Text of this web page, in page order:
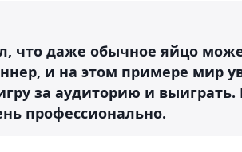
что даже обычное яйцо
и на этом примере мир
за аудиторию и
профессионально.